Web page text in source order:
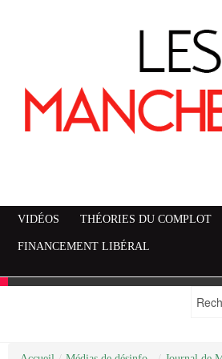
VIDÉOS THÉORIES DU COMPLOT
FINANCEMENT LIBÉRAL